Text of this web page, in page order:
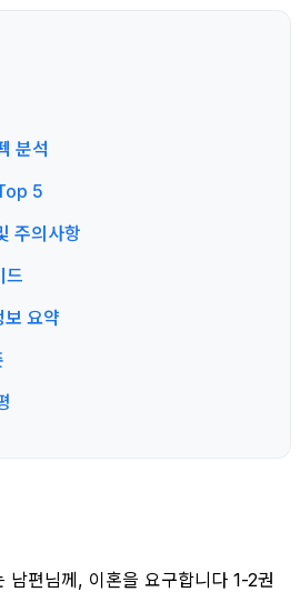
분석
5
주의사항
드
요약
남편님께, 이혼을 요구합니다 1-2권